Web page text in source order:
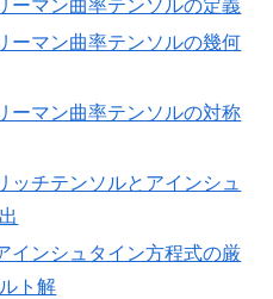
ーマン曲率テンソルの定義
ーマン曲率テンソルの幾何
ーマン曲率テンソルの対称
ッチテンソルとアインシュ
インシュタイン方程式の厳
ト解